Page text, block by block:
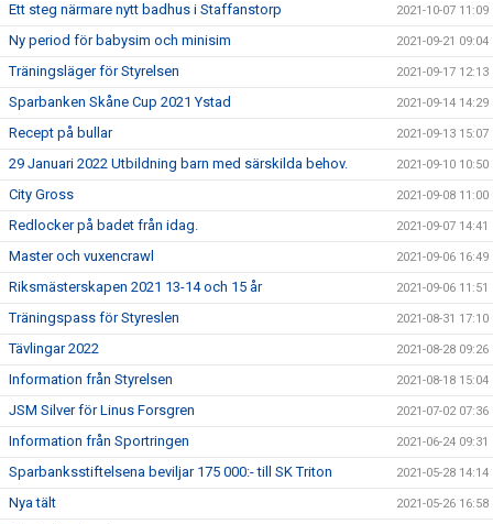
Ett steg närmare nytt badhus i Staffanstorp 2021-10-07 11:09
Ny period för babysim och minisim 2021-09-21 09:04
Träningsläger för Styrelsen 2021-09-17 12:13
Sparbanken Skåne Cup 2021 Ystad 2021-09-14 14:29
Recept på bullar 2021-09-13 15:07
29 Januari 2022 Utbildning barn med särskilda behov. 2021-09-10 10:50
City Gross 2021-09-08 11:00
Redlocker på badet från idag. 2021-09-07 14:41
Master och vuxencrawl 2021-09-06 16:49
Riksmästerskapen 2021 13-14 och 15 år 2021-09-06 11:51
Träningspass för Styreslen 2021-08-31 17:10
Tävlingar 2022 2021-08-28 09:26
Information från Styrelsen 2021-08-18 15:04
JSM Silver för Linus Forsgren 2021-07-02 07:36
Information från Sportringen 2021-06-24 09:31
Sparbanksstiftelsena beviljar 175 000:- till SK Triton 2021-05-28 14:14
Nya tält 2021-05-26 16:58